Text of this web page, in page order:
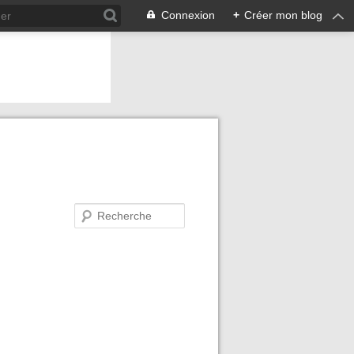
Connexion + Créer mon blog